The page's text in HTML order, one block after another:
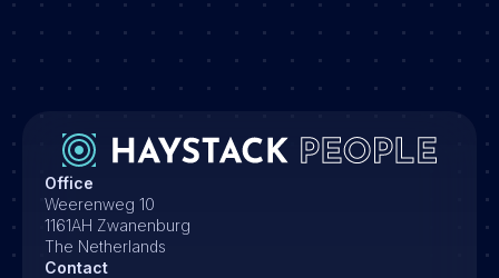
Office
Weerenweg 10
1161AH Zwanenburg
The Netherlands
Contact